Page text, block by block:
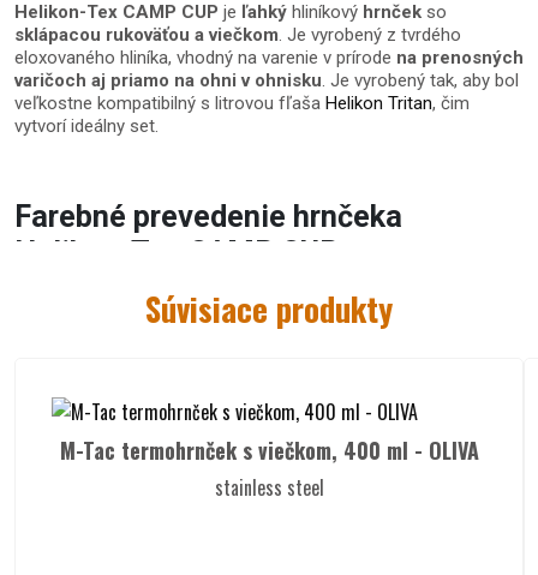
Helikon-Tex CAMP CUP je ľahký hliníkový hrnček so
sklápacou rukoväťou a viečkom. Je vyrobený z tvrdého
eloxovaného hliníka, vhodný na varenie v prírode na prenosných
varičoch aj priamo na ohni v ohnisku. Je vyrobený tak, aby bol
veľkostne kompatibilný s litrovou fľaša Helikon Tritan, čim
vytvorí ideálny set.
Farebné prevedenie hrnčeka
Helikon-Tex CAMP CUP:
Špecifikácie hrnčeka Helikon CAMP
sklopná rukovať
viečko
materiál: eloxovaný hliník
Súvisiace produkty
M-Tac termohrnček s viečkom, 400 ml - OLIVA
stainless steel